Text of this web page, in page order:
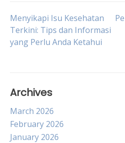
Post
navigation
Menyikapi Isu Kesehatan
Terkini: Tips dan Informasi
yang Perlu Anda Ketahui
Archives
March 2026
February 2026
January 2026